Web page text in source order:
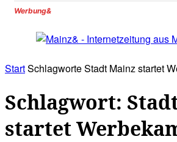
Werbung&
StartSchlagworteStadt Mainz startet
Schlagwort:
startet